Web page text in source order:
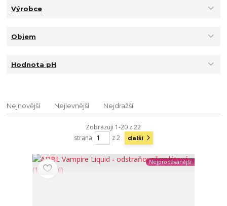
Výrobce
Objem
Hodnota pH
Nejnovější Nejlevnější Nejdražší
Zobrazuji 1-20 z 22
strana
z 2 další
Nejprodávanější